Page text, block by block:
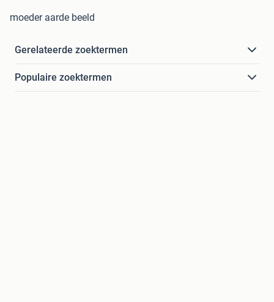
moeder aarde beeld
Gerelateerde zoektermen
Populaire zoektermen